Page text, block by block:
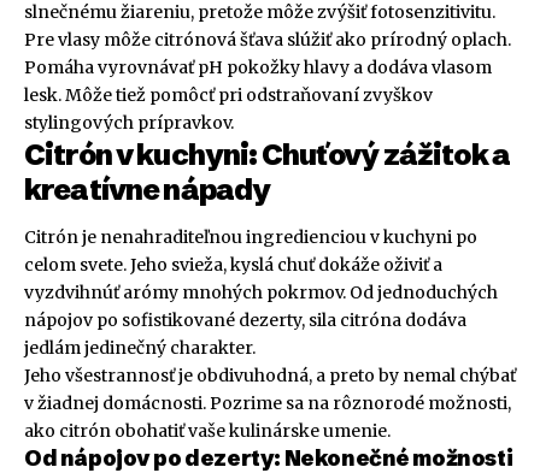
slnečnému žiareniu, pretože môže zvýšiť fotosenzitivitu.
Pre vlasy môže citrónová šťava slúžiť ako prírodný oplach.
Pomáha vyrovnávať pH pokožky hlavy a dodáva vlasom
lesk. Môže tiež pomôcť pri odstraňovaní zvyškov
stylingových prípravkov.
Citrón v kuchyni: Chuťový zážitok a
kreatívne nápady
Citrón je nenahraditeľnou ingredienciou v kuchyni po
celom svete. Jeho svieža, kyslá chuť dokáže oživiť a
vyzdvihnúť arómy mnohých pokrmov. Od jednoduchých
nápojov po sofistikované dezerty, sila citróna dodáva
jedlám jedinečný charakter.
Jeho všestrannosť je obdivuhodná, a preto by nemal chýbať
v žiadnej domácnosti. Pozrime sa na rôznorodé možnosti,
ako citrón obohatiť vaše kulinárske umenie.
Od nápojov po dezerty: Nekonečné možnosti